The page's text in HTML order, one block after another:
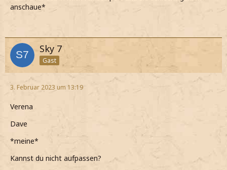
anschaue*
Sky 7
Gast
3. Februar 2023 um 13:19
Verena
Dave
*meine*
Kannst du nicht aufpassen?